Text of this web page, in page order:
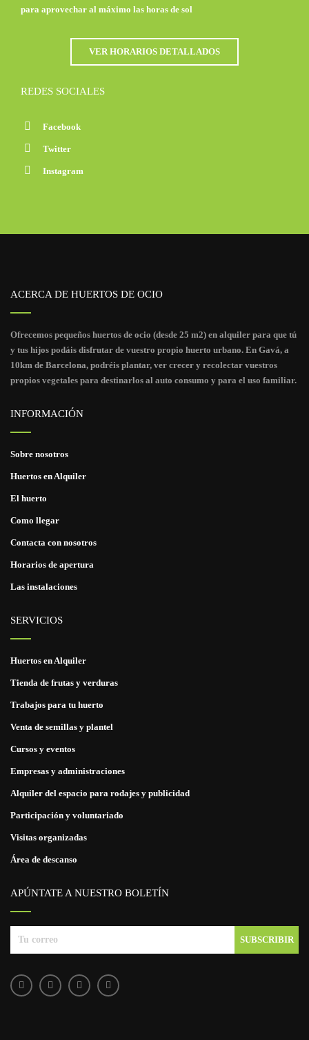
para aprovechar al máximo las horas de sol
VER HORARIOS DETALLADOS
REDES SOCIALES
Facebook
Twitter
Instagram
ACERCA DE HUERTOS DE OCIO
Ofrecemos pequeños huertos de ocio (desde 25 m2) en alquiler para que tú
y tus hijos podáis disfrutar de vuestro propio huerto urbano. En Gavá, a
10km de Barcelona, podréis plantar, ver crecer y recolectar vuestros
propios vegetales para destinarlos al auto consumo y para el uso familiar.
INFORMACIÓN
Sobre nosotros
Huertos en Alquiler
El huerto
Como llegar
Contacta con nosotros
Horarios de apertura
Las instalaciones
SERVICIOS
Huertos en Alquiler
Tienda de frutas y verduras
Trabajos para tu huerto
Venta de semillas y plantel
Cursos y eventos
Empresas y administraciones
Alquiler del espacio para rodajes y publicidad
Participación y voluntariado
Visitas organizadas
Área de descanso
APÚNTATE A NUESTRO BOLETÍN